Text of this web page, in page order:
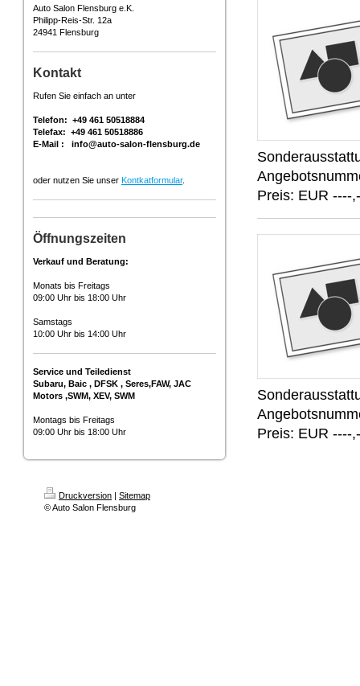
Auto Salon Flensburg e.K.
Philipp-Reis-Str. 12a
24941 Flensburg
Kontakt
Rufen Sie einfach an unter
Telefon: +49 461 50518884
Telefax: +49 461 50518886
E-Mail : info@auto-salon-flensburg.de
oder nutzen Sie unser Kontkatformular.
Öffnungszeiten
Verkauf und Beratung:
Monats bis Freitags
09:00 Uhr bis 18:00 Uhr
Samstags
10:00 Uhr bis 14:00 Uhr
Service und Teiledienst
Subaru, Baic , DFSK , Seres,FAW, JAC
Motors ,SWM, XEV, SWM
Montags bis Freitags
09:00 Uhr bis 18:00 Uhr
Preis: EUR ----
Preis: EUR ----
Druckversion | Sitemap
© Auto Salon Flensburg